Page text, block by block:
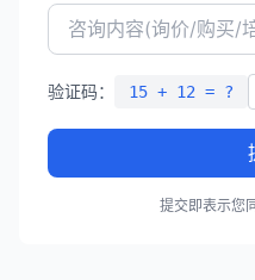
验证码： 15 + 12 = ?
提交即表示您